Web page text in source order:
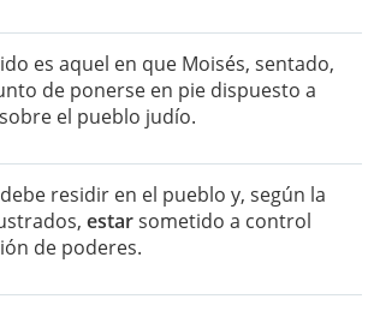
es aquel en que Moisés, sentado,
de ponerse en pie dispuesto a
el pueblo judío.
residir en el pueblo y, según la
estarsometido a control
de poderes.